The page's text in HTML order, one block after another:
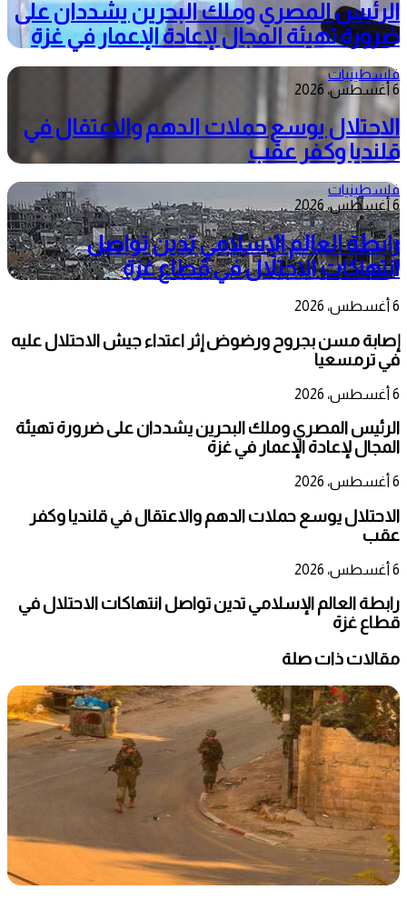
الرئيس المصري وملك البحرين يشددان على
ضرورة تهيئة المجال لإعادة الإعمار في غزة
فلسطينيات
6 أغسطس، 2026
الاحتلال يوسع حملات الدهم والاعتقال في
قلنديا وكفر عقب
فلسطينيات
6 أغسطس، 2026
رابطة العالم الإسلامي تدين تواصل
انتهاكات الاحتلال في قطاع غزة
6 أغسطس، 2026
إصابة مسن بجروح ورضوض إثر اعتداء جيش الاحتلال عليه
في ترمسعيا
6 أغسطس، 2026
الرئيس المصري وملك البحرين يشددان على ضرورة تهيئة
المجال لإعادة الإعمار في غزة
6 أغسطس، 2026
الاحتلال يوسع حملات الدهم والاعتقال في قلنديا وكفر
عقب
6 أغسطس، 2026
رابطة العالم الإسلامي تدين تواصل انتهاكات الاحتلال في
قطاع غزة
مقالات ذات صلة